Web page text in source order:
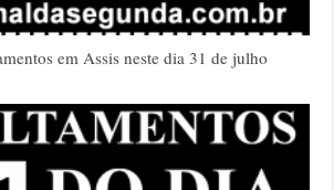
em Assis neste dia 31 de julho